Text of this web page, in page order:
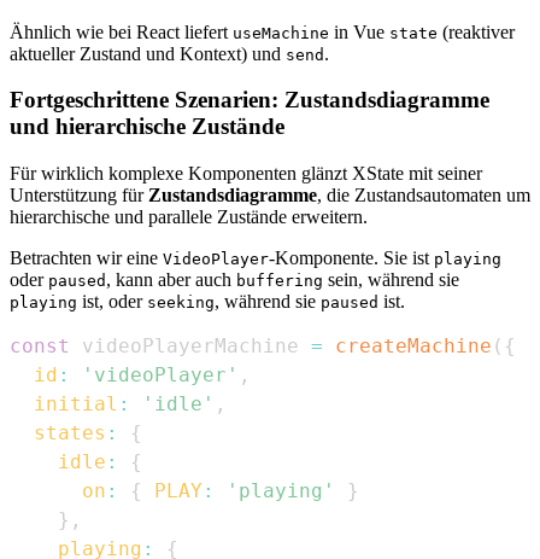
Ähnlich wie bei React liefert useMachine in Vue state (reaktiver
aktueller Zustand und Kontext) und send .
Fortgeschrittene Szenarien: Zustandsdiagramme
und hierarchische Zustände
Für wirklich komplexe Komponenten glänzt XState mit seiner
Unterstützung für Zustandsdiagramme, die Zustandsautomaten um
hierarchische und parallele Zustände erweitern.
Betrachten wir eine VideoPlayer-Komponente. Sie ist playing
oder paused , kann aber auch buffering sein, während sie
playing ist, oder seeking, während sie paused ist.
const videoPlayerMachine = createMachine ( {
id : 'videoPlayer' ,
initial : 'idle' ,
states :
{
idle :
{
on : { PLAY : 'playing'
}
} ,
playing : {